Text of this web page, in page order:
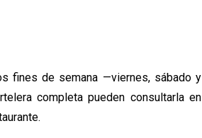
fines de semana —viernes, sábado y
completa pueden consultarla en